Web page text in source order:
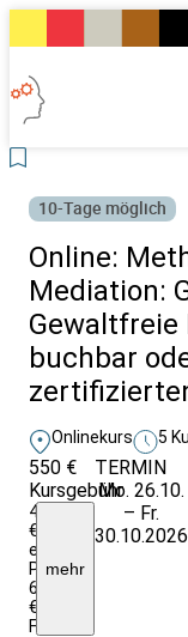
10-Tage möglich
Online:
Mediation:
Gewaltfreie
buchbar
Onlinekurs 5
550 €
Kursgebühr
440
€
ermäßigter
Preis/
660
€
Firmenpreis
mehr
TERMIN
Mo. 26.10.
– Fr.
30.10.2026